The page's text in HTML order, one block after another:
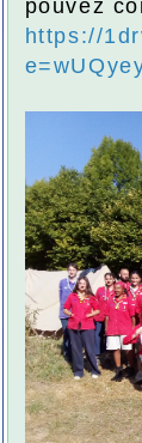
pouvez
https://